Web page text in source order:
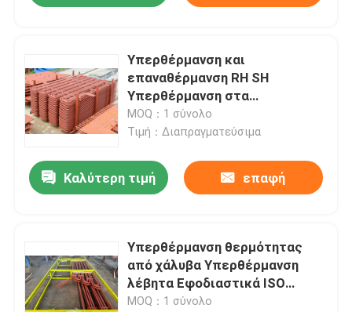
Υπερθέρμανση και
επαναθέρμανση RH SH
Υπερθέρμανση στα
εργοστάσια
ηλεκτροπαραγωγής
MOQ：1 σύνολο
Τιμή：Διαπραγματεύσιμα
Καλύτερη τιμή επαφή
Υπερθέρμανση θερμότητας
από χάλυβα Υπερθέρμανση
λέβητα Εφοδιαστικά ISO
Υπερθέρμανση στο λέβητα
MOQ：1 σύνολο